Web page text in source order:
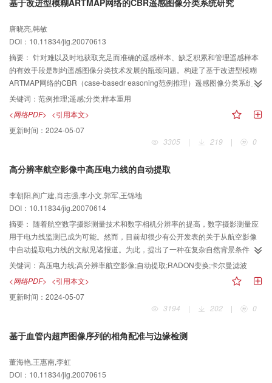
出的图像分割算法能够获得符合人类视觉特点，具有实际意义而且一致的分割
方法相比，本文提出的方法要求的计算复杂度较低，具有简单的参数，同时能
够更为有效地降低分水岭算法的过分割问题。
基于改进型模糊ARTMAP网络的CBR遥感图像分类系统研究
唐晓亮,韩敏
DOI：10.11834/jig.20070613
摘要： 针对难以及时地获取充足而准确的遥感样本、缺乏积累和管理遥感样本
的有效手段是制约遥感图像分类技术发展的瓶颈问题。构建了基于改进型模糊
ARTMAP网络的CBR（case-basedr easoning范例推理）遥感图像分类系统。
系统将改进型模糊ARTMAP网络作为范例的知识提取器和图像分类器，运用
CBR求解策略实现遥感样本知识的合理储备、优化组合和重复利用。分别应用
本文所建系统、最大似然法、BP网络和改进型模糊ARTMAP网络对向海自然保
护区TM遥感图像进行分类操作，实验结果表明，本文建立的系统与其他分类方
法相比，能够更好地提高遥感样本数据的利用效率和遥感图像的分类精度，而
分类的问题。
关键词： 范例推理;遥感;分类;样本重用
<网络PDF> <引用本文>
更新时间： 2024-05-07
3305
| 219 | 0
高分辨率航空影像中高压电力线的自动提取
李朝阳,阎广建,肖志强,李小文,郭军,王锦地
DOI：10.11834/jig.20070614
摘要： 随着航空数字摄影测量技术和数字相机分辨率的提高，数字摄影测量应
用于电力线监测已成为可能。然而，目前却很少有公开发表的关于从航空影像
中自动提取电力线的文献见诸报道。为此，提出了一种在复杂自然背景条件
下，从航空影像中自动提取550kV高压电力线的算法，并设计了抗强噪声的线
特征提取算子，即首先用Ratio算子从遥感影像上提取电力线像素点，然后采用
分段Radon变换提取并连接各分段电力线，再利用类似卡尔曼滤波技术跟踪连
接电力线的断裂部分，实验表明，该方法能有效地自动提取复杂自然背景下的
关键词： 高压电力线;高分辨率航空影像;自动提取;RADON变换;卡尔曼滤波
<网络PDF> <引用本文>
更新时间： 2024-05-07
3194
| 202 | 0
基于血管内超声图像序列的相角配准与边缘检测
董海艳,王惠南,李虹
DOI：10.11834/jig.20070615